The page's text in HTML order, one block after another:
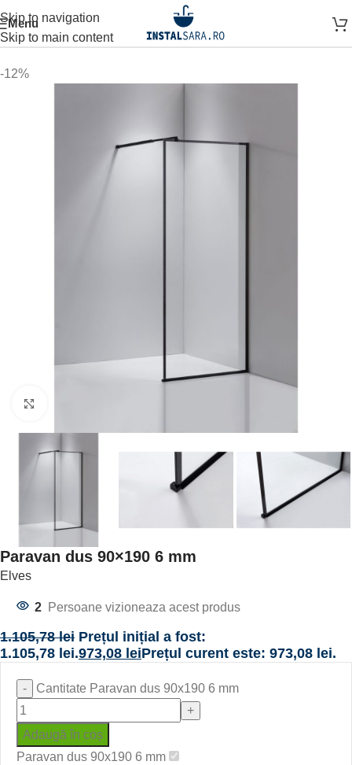
Skip to navigation
Skip to main content
Menu SPATIUL DUSULUI CABINA DE DUS PARAVAN DUS
-12%
Paravan dus 90×190 6 mm
Elves
2 Persoane vizioneaza acest produs
1.105,78lei Prețul inițial a fost:
1.105,78 lei.973,08 leiPrețul curent este: 973,08 lei.
Cantitate Paravan dus 90x190 6 mm
Adaugă în coș
Paravan dus 90x190 6 mm